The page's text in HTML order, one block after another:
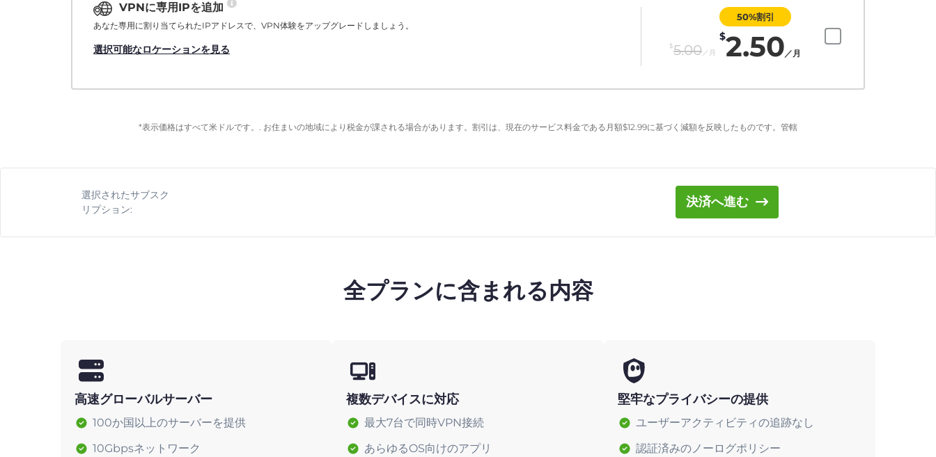
VPNに専用IPを追加
あなた専用に割り当てられたIPアドレスで、VPN体験をアップグレードしましょう。
選択可能なロケーションを見る $5.00／月
50%割引
$2.50 ／月
*表示価格はすべて米ドルです。. お住まいの地域により税金が課される場合があります。割引は、現在のサービス料金である月額$12.99に基づく減額を反映したものです。管轄
選択されたサブスク
リプション:
決済へ進む
全プランに含まれる内容
高速グローバルサーバー
100か国以上のサーバーを提供
10Gbpsネットワーク
複数デバイスに対応
最大7台で同時VPN接続
あらゆるOS向けのアプリ
堅牢なプライバシーの提供
ユーザーアクティビティの追跡なし
認証済みのノーログポリシー